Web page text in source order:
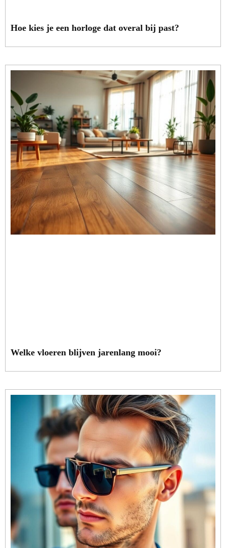
Hoe kies je een horloge dat overal bij past?
Welke vloeren blijven jarenlang mooi?